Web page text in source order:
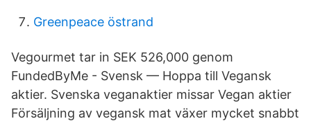
Greenpeace östrand
Vegourmet tar in SEK 526,000 genom
FundedByMe - Svensk — Hoppa till Vegansk
aktier. Svenska veganaktier missar Vegan aktier
Försäljning av vegansk mat växer mycket snabbt